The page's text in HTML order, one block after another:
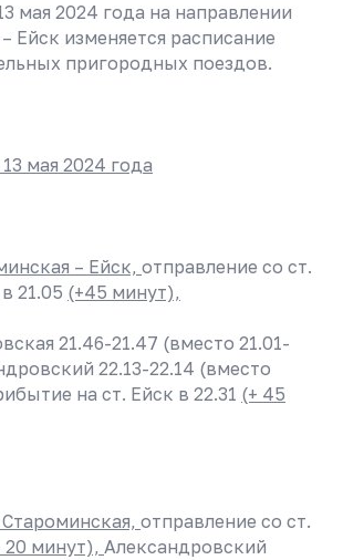
мая 2024 года на направлении
Ейск изменяется расписание
пригородных поездов.
мая 2024 года
– Ейск, отправление со ст.
21.05 (+45 минут),
21.46-21.47 (вместо 21.01-
22.13-22.14 (вместо
на ст. Ейск в 22.31 (+ 45
отправление со ст.
20 минут), Александровский